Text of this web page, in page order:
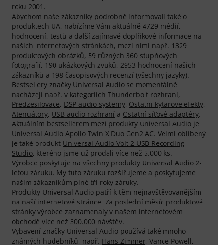
roku 2001.
Abychom naše zákazníky podrobně informovali také o
produktech UA, nabízíme Vám aktuálně 4729 médií,
hodnocení, testů a další zajímavé doplňkové informace na
našich internetových stránkách, mezi nimi např. 1329
produktových obrázků, 59 různých 360 stupňových
fotografií, 190 ukázkových zvuků, 2953 hodnocení našich
zákazníků a 198 časopisových recenzí (všechny jazyky).
Bestsellery značky Universal Audio se momentálně
nacházejí např. v kategoriích Thunderbolt rozhraní,
Předzesilovače, DSP audio systémy, Ostatní kytarové efekty,
Atenuátory, USB audio rozhraní a Ostatní síťové adaptéry.
Aktuálním bestsellerem mezi produkty Universal Audio je
Universal Audio Apollo Twin X Duo Gen2 AC. Velmi oblíbený
je také produkt Universal Audio Volt 2 USB Recording
Studio, kterého jsme už prodali více než 5.000 ks.
Výrobce poskytuje na všechny produkty Universal Audio 2-
letou záruku. My tuto záruku rozšiřujeme a poskytujeme
našim zákazníkům plné tři roky záruky.
Produkty Universal Audio patří k těm nejnavštěvovanějším
na naší internetové stránce. Za poslední měsíc produktové
stránky výrobce zaznamenaly v našem internetovém
obchodě více než 300.000 návštěv.
Vybavení značky Universal Audio používá také mnoho
známých hudebníků, např. Hans Zimmer, Vance Powell,